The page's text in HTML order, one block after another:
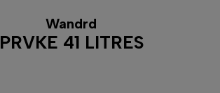
Wandrd
PRVKE 41 LITRES